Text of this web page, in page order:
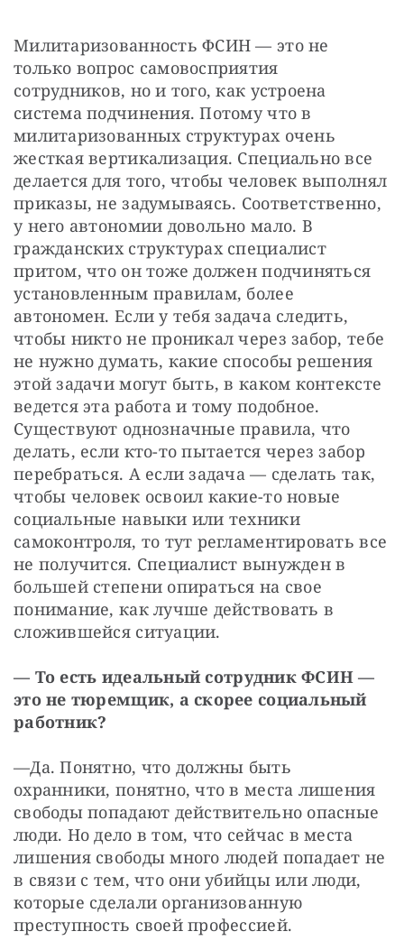
Милитаризованность ФСИН — это не
только вопрос самовосприятия
сотрудников, но и того, как устроена
система подчинения. Потому что в
милитаризованных структурах очень
жесткая вертикализация. Специально все
делается для того, чтобы человек выполнял
приказы, не задумываясь. Соответственно,
у него автономии довольно мало. В
гражданских структурах специалист
притом, что он тоже должен подчиняться
установленным правилам, более
автономен. Если у тебя задача следить,
чтобы никто не проникал через забор, тебе
не нужно думать, какие способы решения
этой задачи могут быть, в каком контексте
ведется эта работа и тому подобное.
Существуют однозначные правила, что
делать, если кто-то пытается через забор
перебраться. А если задача — сделать так,
чтобы человек освоил какие-то новые
социальные навыки или техники
самоконтроля, то тут регламентировать все
не получится. Специалист вынужден в
большей степени опираться на свое
понимание, как лучше действовать в
сложившейся ситуации.
— То есть идеальный сотрудник ФСИН —
это не тюремщик, а скорее социальный
работник?
—Да. Понятно, что должны быть
охранники, понятно, что в места лишения
свободы попадают действительно опасные
люди. Но дело в том, что сейчас в места
лишения свободы много людей попадает не
в связи с тем, что они убийцы или люди,
которые сделали организованную
преступность своей профессией.